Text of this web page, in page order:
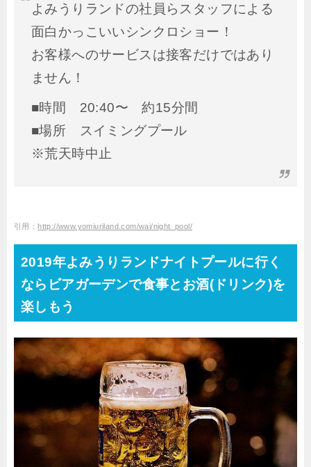
よみうりランドの社員らスタッフによる
面白かっこいいシンクロショー！
お客様へのサービスは接客だけではあり
ません！
■時間 20:40〜 約15分間
■場所 スイミングプール
※荒天時中止
引用：http://www.yomiuriland.com/wai/night_pool/
2019年よみうりランドナイトプールに行く
ならビアガーデンで食事とお酒(ドリンク)を
楽しもう